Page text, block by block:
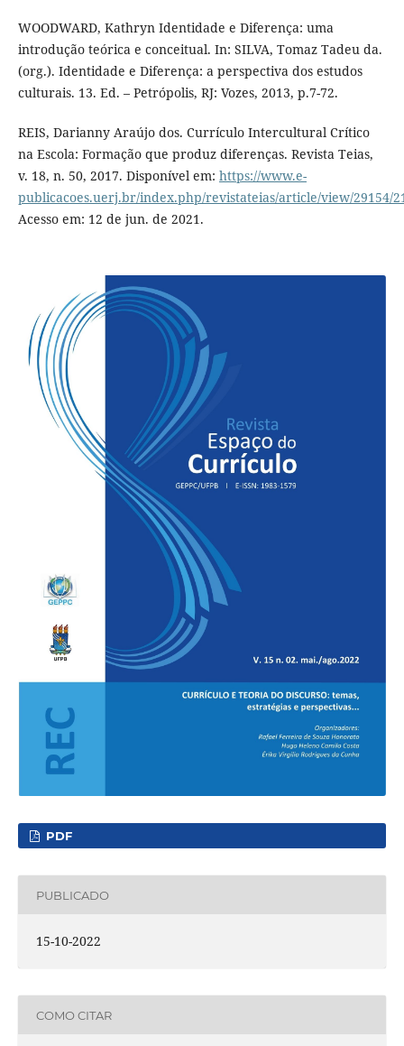
WOODWARD, Kathryn Identidade e Diferença: uma
introdução teórica e conceitual. In: SILVA, Tomaz Tadeu da.
(org.). Identidade e Diferença: a perspectiva dos estudos
culturais. 13. Ed. – Petrópolis, RJ: Vozes, 2013, p.7-72.
REIS, Darianny Araújo dos. Currículo Intercultural Crítico
na Escola: Formação que produz diferenças. Revista Teias,
v. 18, n. 50, 2017. Disponível em: https://www.e-
publicacoes.uerj.br/index.php/revistateias/article/view/29154/
Acesso em: 12 de jun. de 2021.
PDF
PUBLICADO
15-10-2022
COMO CITAR